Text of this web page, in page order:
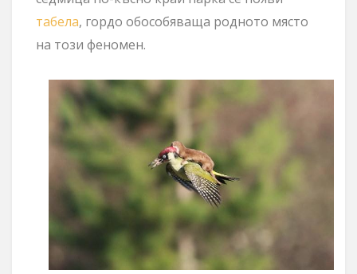
табела, гордо обособяваща родното място
на този феномен.